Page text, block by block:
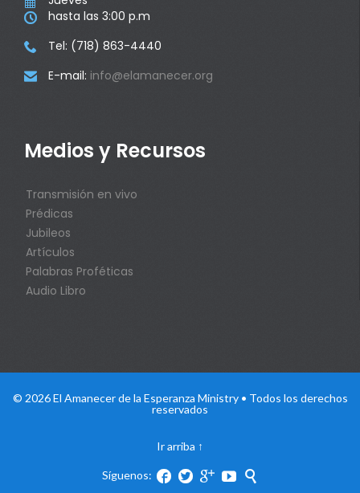
 hasta las 3:00 p.m
 Tel: (718) 863-4440
 E-mail: info@elamanecer.org
Medios y Recursos
Transmisión en vivo
Prédicas
Jubileos
Artículos
Palabras Proféticas
Audio Libro
© 2026 El Amanecer de la Esperanza Ministry • Todos los derechos
reservados
Ir arriba ↑
Síguenos:     